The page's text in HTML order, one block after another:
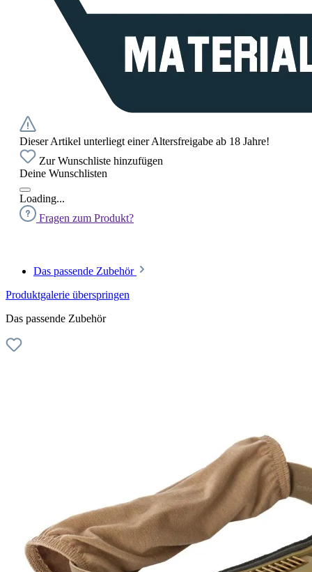
Dieser Artikel unterliegt einer Altersfreigabe ab 18 Jahre!
Zur Wunschliste hinzufügen
Deine Wunschlisten
Loading...
Fragen zum Produkt?
Das passende Zubehör
Produktgalerie überspringen
Das passende Zubehör